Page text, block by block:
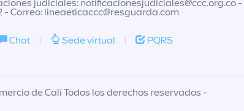
judiciales: notificacionesjudiciales@ccc.org.co-
- Correo: lineaeticaccc@resguarda.com
Chat | Sede virtual | PQRS
de Cali Todos los derechos reservados -